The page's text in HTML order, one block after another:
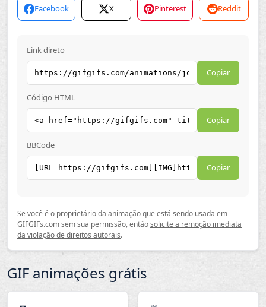
Facebook X Pinterest Reddit
Link direto
Copiar
Código HTML
Copiar
BBCode
Copiar
Se você é o proprietário da animação que está sendo usada em
GIFGIFs.com sem sua permissão, entãosolicite a remoção imediata
da violação de direitos autorais.
GIF animações grátis